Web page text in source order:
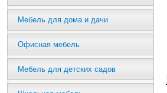
Мебель для дома и дачи
Офисная мебель
Мебель для детских садов